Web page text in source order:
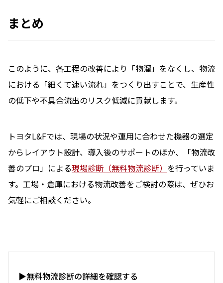
まとめ
このように、各工程の改善により「物溜」をなくし、物流
における「細くて速い流れ」をつくり出すことで、生産性
の低下や不具合流出のリスク低減に貢献します。
トヨタL&Fでは、現場の状況や運用に合わせた機器の選定
からレイアウト設計、導入後のサポートのほか、「物流改
善のプロ」による現場診断（無料物流診断） を行っていま
す。工場・倉庫における物流改善をご検討の際は、ぜひお
気軽にご相談ください。
▶無料物流診断の詳細を確認する